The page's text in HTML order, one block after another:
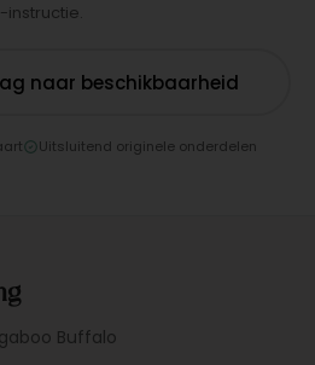
naar beschikbaarheid
Uitsluitend originele onderdelen
Buffalo